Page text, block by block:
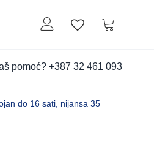
Moj nalogLista zelja
Korpa
pomoć? +387 32 461 093
do 16 sati, nijansa 35